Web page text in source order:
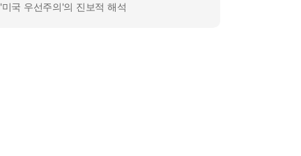
'미국 우선주의'의 진보적 해석